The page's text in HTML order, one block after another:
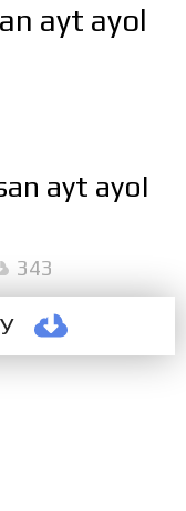
ayt ayol
ayt ayol
343